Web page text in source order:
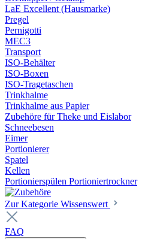
LaE Excellent (Hausmarke)
Pregel
Pernigotti
MEC3
Transport
ISO-Behälter
ISO-Boxen
ISO-Tragetaschen
Trinkhalme
Trinkhalme aus Papier
Zubehöre für Theke und Eislabor
Schneebesen
Eimer
Portionierer
Spatel
Kellen
Portionierspülen Portioniertrockner
Zur Kategorie Wissenswert
FAQ